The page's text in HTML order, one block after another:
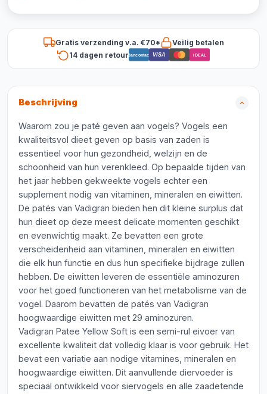
Gratis verzending v.a. €70*
Veilig betalen
14 dagen retourBancontact VISA iDEAL
Beschrijving
Waarom zou je paté geven aan vogels? Vogels een
kwaliteitsvol dieet geven op basis van zaden is
essentieel voor hun gezondheid, welzijn en de
schoonheid van hun verenkleed. Op bepaalde tijden van
het jaar hebben gekweekte vogels echter een
supplement nodig van vitaminen, mineralen en eiwitten.
De patés van Vadigran bieden hen dit kleine surplus dat
hun dieet op deze meest delicate momenten geschikt
en evenwichtig maakt. Ze bevatten een grote
verscheidenheid aan vitaminen, mineralen en eiwitten
die elk hun functie en dus hun specifieke bijdrage zullen
hebben. De eiwitten leveren de essentiële aminozuren
voor het goed functioneren van het metabolisme van de
vogel. Daarom bevatten de patés van Vadigran
hoogwaardige eiwitten met 29 aminozuren.
Vadigran Patee Yellow Soft is een semi-rul eivoer van
excellente kwaliteit dat volledig klaar is voor gebruik. Het
bevat een variatie aan nodige vitamines, mineralen en
hoogwaardige eiwitten. Dit aanvullende diervoeder is
speciaal ontwikkeld voor siervogels en alle zaadetende